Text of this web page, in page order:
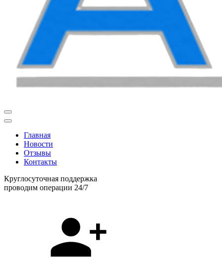
Главная
Новости
Отзывы
Контакты
Круглосуточная поддержка
проводим операции 24/7